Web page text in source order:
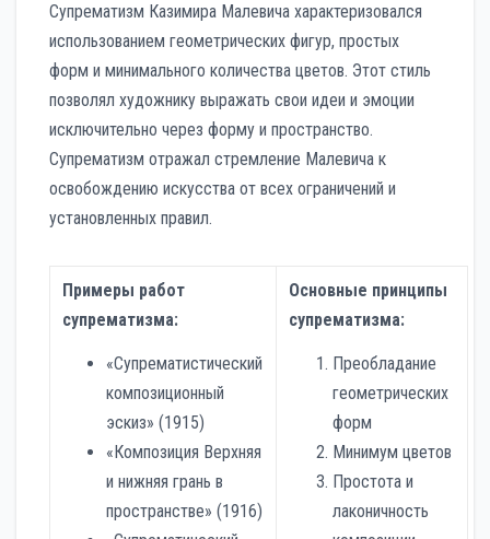
Супрематизм Казимира Малевича характеризовался
использованием геометрических фигур, простых
форм и минимального количества цветов. Этот стиль
позволял художнику выражать свои идеи и эмоции
исключительно через форму и пространство.
Супрематизм отражал стремление Малевича к
освобождению искусства от всех ограничений и
установленных правил.
Примеры работ
супрематизма:
«Супрематистический
композиционный
эскиз» (1915)
«Композиция Верхняя
и нижняя грань в
пространстве» (1916)
Основные принципы
супрематизма:
Преобладание
геометрических
форм
Минимум цветов
Простота и
лаконичность